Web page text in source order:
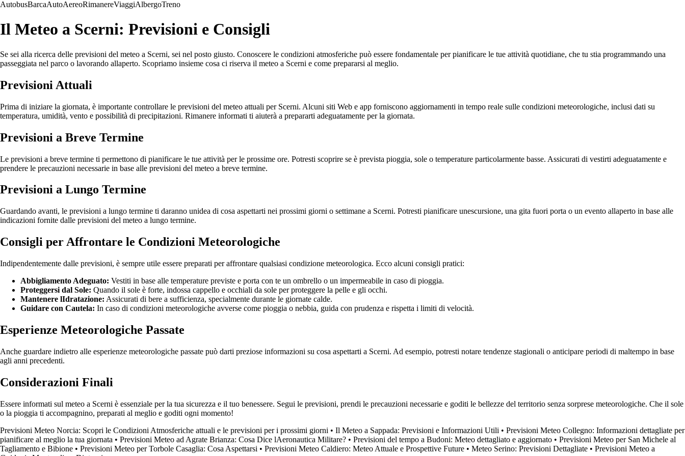
AutobusBarcaAutoAereoRimanereViaggiAlbergoTreno
Il Meteo a Scerni: Previsioni e Consigli
Se sei alla ricerca delle previsioni del meteo a Scerni, sei nel posto giusto. Conoscere le condizioni atmosferiche può essere fondamentale per pianificare le tue attività quotidiane, che tu stia programmando una
passeggiata nel parco o lavorando allaperto. Scopriamo insieme cosa ci riserva il meteo a Scerni e come prepararsi al meglio.
Previsioni Attuali
Prima di iniziare la giornata, è importante controllare le previsioni del meteo attuali per Scerni. Alcuni siti Web e app forniscono aggiornamenti in tempo reale sulle condizioni meteorologiche, inclusi dati su
temperatura, umidità, vento e possibilità di precipitazioni. Rimanere informati ti aiuterà a prepararti adeguatamente per la giornata.
Previsioni a Breve Termine
Le previsioni a breve termine ti permettono di pianificare le tue attività per le prossime ore. Potresti scoprire se è prevista pioggia, sole o temperature particolarmente basse. Assicurati di vestirti adeguatamente e
prendere le precauzioni necessarie in base alle previsioni del meteo a breve termine.
Previsioni a Lungo Termine
Guardando avanti, le previsioni a lungo termine ti daranno unidea di cosa aspettarti nei prossimi giorni o settimane a Scerni. Potresti pianificare unescursione, una gita fuori porta o un evento allaperto in base alle
indicazioni fornite dalle previsioni del meteo a lungo termine.
Consigli per Affrontare le Condizioni Meteorologiche
Indipendentemente dalle previsioni, è sempre utile essere preparati per affrontare qualsiasi condizione meteorologica. Ecco alcuni consigli pratici:
Abbigliamento Adeguato: Vestiti in base alle temperature previste e porta con te un ombrello o un impermeabile in caso di pioggia.
Proteggersi dal Sole: Quando il sole è forte, indossa cappello e occhiali da sole per proteggere la pelle e gli occhi.
Mantenere lIdratazione: Assicurati di bere a sufficienza, specialmente durante le giornate calde.
Guidare con Cautela: In caso di condizioni meteorologiche avverse come pioggia o nebbia, guida con prudenza e rispetta i limiti di velocità.
Esperienze Meteorologiche Passate
Anche guardare indietro alle esperienze meteorologiche passate può darti preziose informazioni su cosa aspettarti a Scerni. Ad esempio, potresti notare tendenze stagionali o anticipare periodi di maltempo in base
agli anni precedenti.
Considerazioni Finali
Essere informati sul meteo a Scerni è essenziale per la tua sicurezza e il tuo benessere. Segui le previsioni, prendi le precauzioni necessarie e goditi le bellezze del territorio senza sorprese meteorologiche. Che il sole
o la pioggia ti accompagnino, preparati al meglio e goditi ogni momento!
Previsioni Meteo Norcia: Scopri le Condizioni Atmosferiche attuali e le previsioni per i prossimi giorni • Il Meteo a Sappada: Previsioni e Informazioni Utili • Previsioni Meteo Collegno: Informazioni dettagliate per
pianificare al meglio la tua giornata • Previsioni Meteo ad Agrate Brianza: Cosa Dice lAeronautica Militare? • Previsioni del tempo a Budoni: Meteo dettagliato e aggiornato • Previsioni Meteo per San Michele al
Tagliamento e Bibione • Previsioni Meteo per Torbole Casaglia: Cosa Aspettarsi • Previsioni Meteo Caldiero: Meteo Attuale e Prospettive Future • Meteo Serino: Previsioni Dettagliate • Previsioni Meteo a